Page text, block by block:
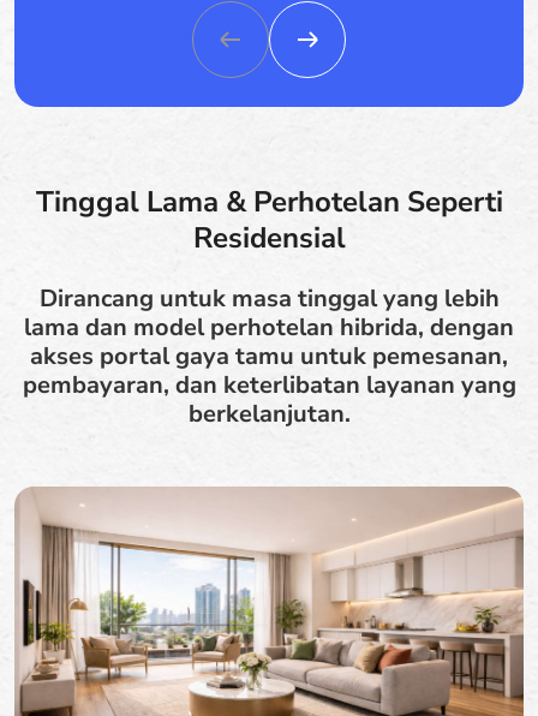
Tinggal Lama & Perhotelan Seperti
Residensial
Dirancang untuk masa tinggal yang lebih
lama dan model perhotelan hibrida, dengan
akses portal gaya tamu untuk pemesanan,
pembayaran, dan keterlibatan layanan yang
berkelanjutan.